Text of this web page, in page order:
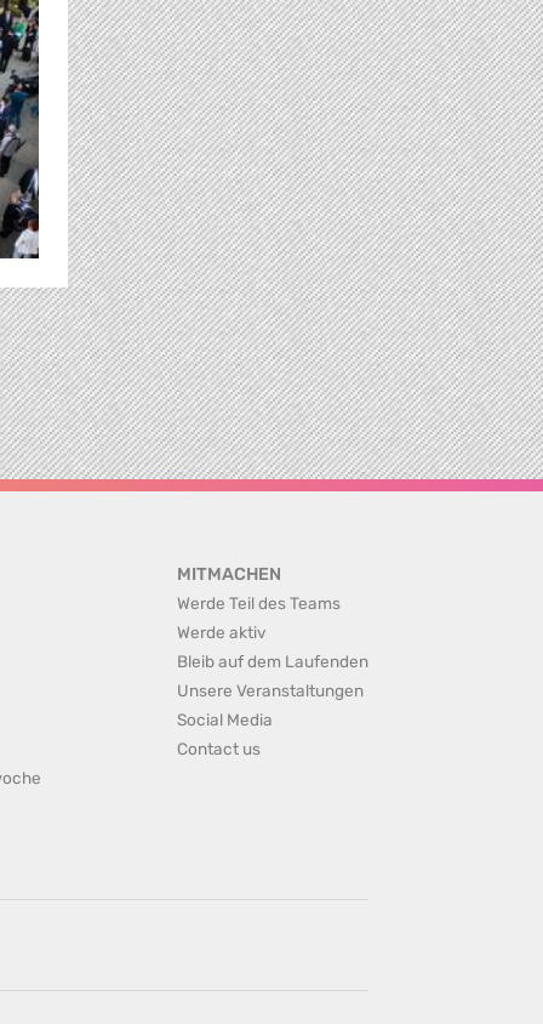
MITMACHEN
Werde Teil des Teams
Werde aktiv
Bleib auf dem Laufenden
Unsere Veranstaltungen
Social Media
Contact us